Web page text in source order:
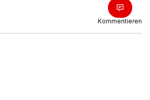
Kommentieren